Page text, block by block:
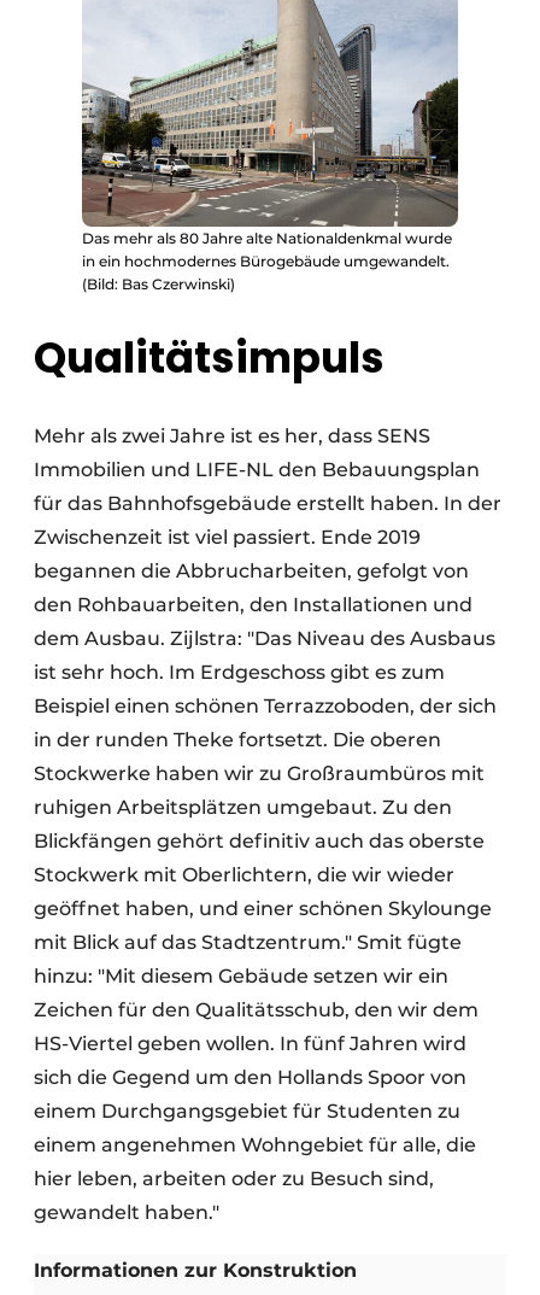
Das mehr als 80 Jahre alte Nationaldenkmal wurde
in ein hochmodernes Bürogebäude umgewandelt.
(Bild: Bas Czerwinski)
Qualitätsimpuls
Mehr als zwei Jahre ist es her, dass SENS
Immobilien und LIFE-NL den Bebauungsplan
für das Bahnhofsgebäude erstellt haben. In der
Zwischenzeit ist viel passiert. Ende 2019
begannen die Abbrucharbeiten, gefolgt von
den Rohbauarbeiten, den Installationen und
dem Ausbau. Zijlstra: "Das Niveau des Ausbaus
ist sehr hoch. Im Erdgeschoss gibt es zum
Beispiel einen schönen Terrazzoboden, der sich
in der runden Theke fortsetzt. Die oberen
Stockwerke haben wir zu Großraumbüros mit
ruhigen Arbeitsplätzen umgebaut. Zu den
Blickfängen gehört definitiv auch das oberste
Stockwerk mit Oberlichtern, die wir wieder
geöffnet haben, und einer schönen Skylounge
mit Blick auf das Stadtzentrum." Smit fügte
hinzu: "Mit diesem Gebäude setzen wir ein
Zeichen für den Qualitätsschub, den wir dem
HS-Viertel geben wollen. In fünf Jahren wird
sich die Gegend um den Hollands Spoor von
einem Durchgangsgebiet für Studenten zu
einem angenehmen Wohngebiet für alle, die
hier leben, arbeiten oder zu Besuch sind,
gewandelt haben."
Informationen zur Konstruktion